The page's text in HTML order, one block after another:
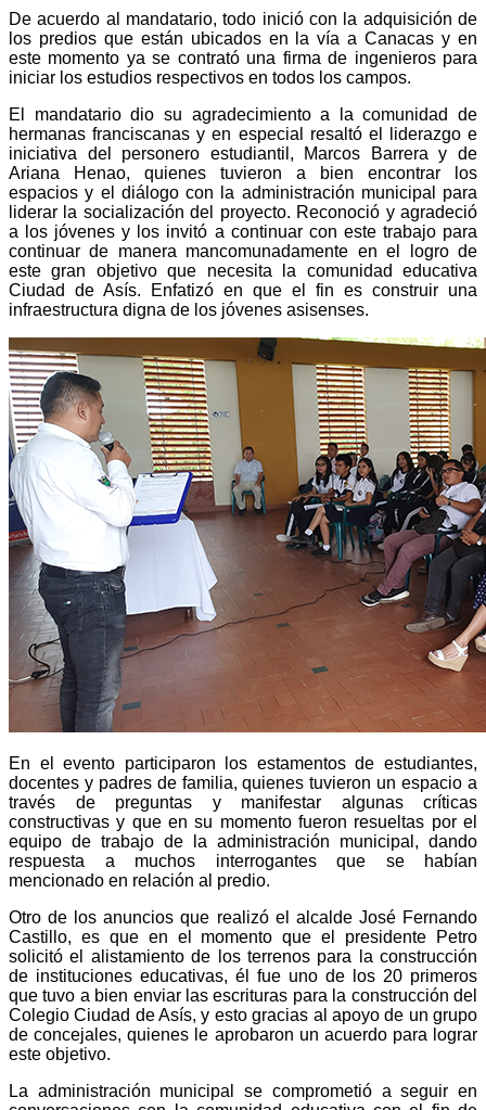
De acuerdo al mandatario, todo inició con la adquisición de
los predios que están ubicados en la vía a Canacas y en
este momento ya se contrató una firma de ingenieros para
iniciar los estudios respectivos en todos los campos.
El mandatario dio su agradecimiento a la comunidad de
hermanas franciscanas y en especial resaltó el liderazgo e
iniciativa del personero estudiantil, Marcos Barrera y de
Ariana Henao, quienes tuvieron a bien encontrar los
espacios y el diálogo con la administración municipal para
liderar la socialización del proyecto. Reconoció y agradeció
a los jóvenes y los invitó a continuar con este trabajo para
continuar de manera mancomunadamente en el logro de
este gran objetivo que necesita la comunidad educativa
Ciudad de Asís. Enfatizó en que el fin es construir una
infraestructura digna de los jóvenes asisenses.
En el evento participaron los estamentos de estudiantes,
docentes y padres de familia, quienes tuvieron un espacio a
través de preguntas y manifestar algunas críticas
constructivas y que en su momento fueron resueltas por el
equipo de trabajo de la administración municipal, dando
respuesta a muchos interrogantes que se habían
mencionado en relación al predio.
Otro de los anuncios que realizó el alcalde José Fernando
Castillo, es que en el momento que el presidente Petro
solicitó el alistamiento de los terrenos para la construcción
de instituciones educativas, él fue uno de los 20 primeros
que tuvo a bien enviar las escrituras para la construcción del
Colegio Ciudad de Asís, y esto gracias al apoyo de un grupo
de concejales, quienes le aprobaron un acuerdo para lograr
este objetivo.
La administración municipal se comprometió a seguir en